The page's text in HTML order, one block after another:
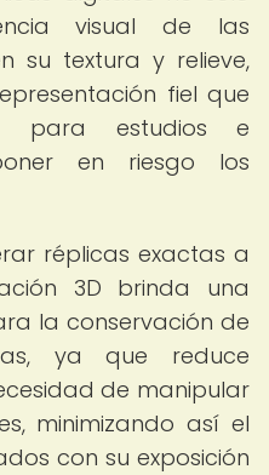
visual de las
su textura y relieve,
fiel que
para estudios e
en riesgo los
réplicas exactas a
3D brinda una
la conservación de
ya que reduce
de manipular
minimizando así el
con su exposición